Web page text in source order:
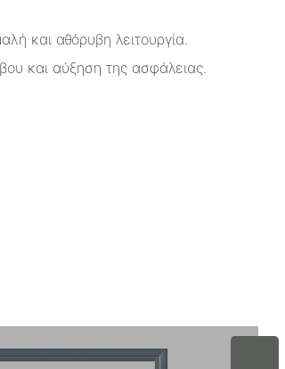
και αθόρυβη λειτουργία.
και αύξηση της ασφάλειας.